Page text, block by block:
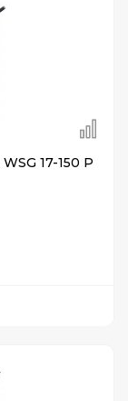
17-150 P